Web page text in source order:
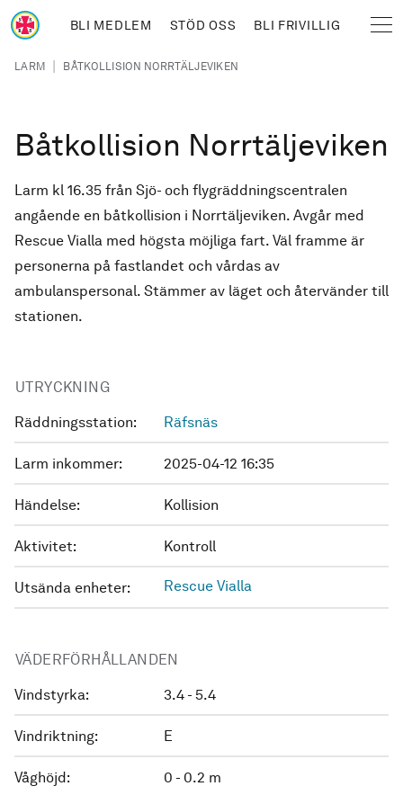
Hoppa till huvudinnehåll
BLI MEDLEM STÖD OSS BLI FRIVILLIG
Länkstig
LARM | BÅTKOLLISION NORRTÄLJEVIKEN
Båtkollision Norrtäljeviken
Larm kl 16.35 från Sjö- och flygräddningscentralen
angående en båtkollision i Norrtäljeviken. Avgår med
Rescue Vialla med högsta möjliga fart. Väl framme är
personerna på fastlandet och vårdas av
ambulanspersonal. Stämmer av läget och återvänder till
stationen.
UTRYCKNING
Räddningsstation: Räfsnäs
Larm inkommer: 2025-04-12 16:35
Händelse: Kollision
Aktivitet: Kontroll
Utsända enheter: Rescue Vialla
VÄDERFÖRHÅLLANDEN
Vindstyrka: 3.4 - 5.4
Vindriktning: E
Våghöjd: 0 - 0.2 m